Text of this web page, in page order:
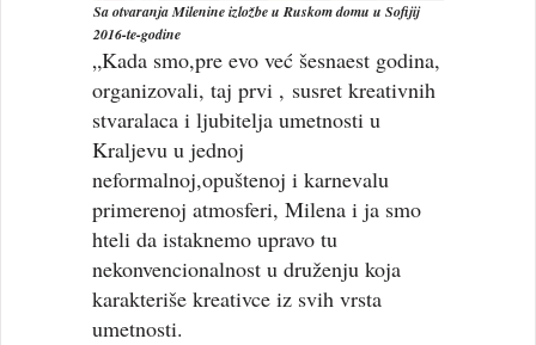
Sa otvaranja Milenine izložbe u Ruskom domu u Sofijij
2016-te-godine
„Kada smo,pre evo već šesnaest godina,
organizovali, taj prvi , susret kreativnih
stvaralaca i ljubitelja umetnosti u
Kraljevu u jednoj
neformalnoj,opuštenoj i karnevalu
primerenoj atmosferi, Milena i ja smo
hteli da istaknemo upravo tu
nekonvencionalnost u druženju koja
karakteriše kreativce iz svih vrsta
umetnosti.